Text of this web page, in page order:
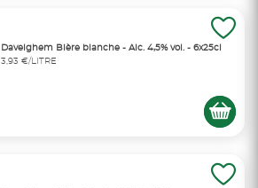
Davelghem Bière blanche - Alc. 4,5% vol. - 6x25cl
3,93 €/LITRE